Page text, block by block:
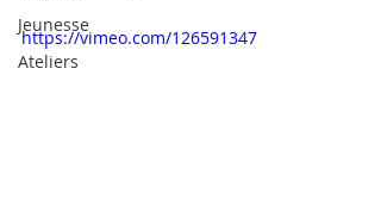
Jeunesse
Ateliers
https://vimeo.com/126591347